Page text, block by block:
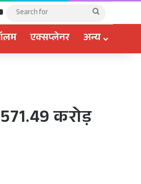
YouTube
Search
एक्सप्लेनर अन्य
करोड़